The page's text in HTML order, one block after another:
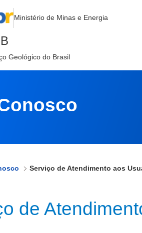
aos Usuários
Ministério de Minas e Energia
Geológico do Brasil
de